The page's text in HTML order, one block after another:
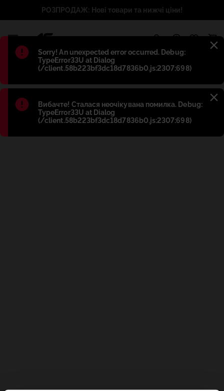
Błąd:
Sorry! An unexpected error occurred. Debug:
TypeError33U at Dialog
(/client.58b223bf3dc18d7836b0.js:2307:698)
Błąd:
Вибачте! Сталася неочікувана помилка. Debug:
TypeError33U at Dialog
(/client.58b223bf3dc18d7836b0.js:2307:698)
РОЗПРОДАЖ: Нові товари та нижчі ціни!